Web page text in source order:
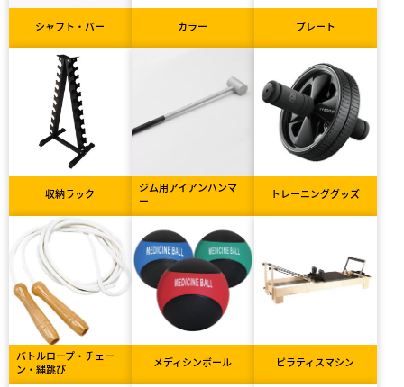
シャフト・バー カラー プレート
収納ラック
ジム用アイアンハンマ
ー
トレーニンググッズ
バトルロープ・チェー
ン・縄跳び
メディシンボール ピラティスマシン